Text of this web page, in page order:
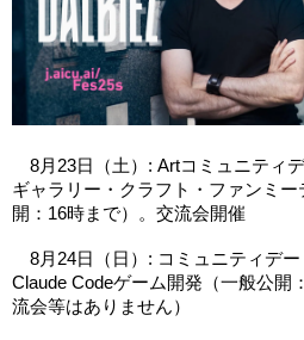
8月23日（土）: Artコミュニティ
ギャラリー・クラフト・ファンミ
開：16時まで）。交流会開催
8月24日（日）: コミュニティデー
Claude Codeゲーム開発（一般公開
流会等はありません）